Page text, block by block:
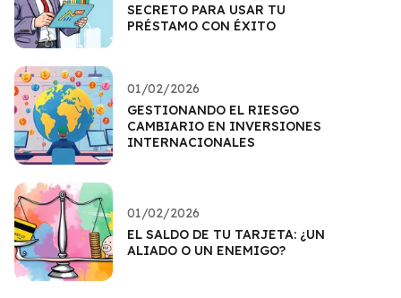
SECRETO PARA USAR TU
PRÉSTAMO CON ÉXITO
01/02/2026
GESTIONANDO EL RIESGO
CAMBIARIO EN INVERSIONES
INTERNACIONALES
01/02/2026
EL SALDO DE TU TARJETA: ¿UN
ALIADO O UN ENEMIGO?